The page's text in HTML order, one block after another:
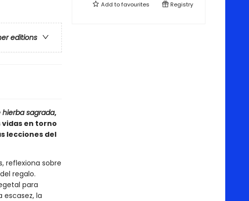
editions
hierba sagrada,
en torno
lecciones del
reflexiona sobre
regalo.
para
escasez, la
Add tofavourites Registry